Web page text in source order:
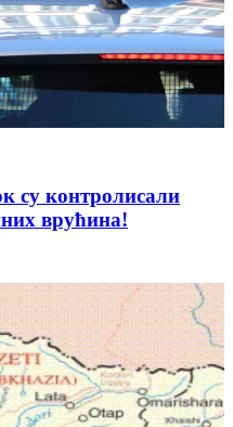
су контролисали
врућина!